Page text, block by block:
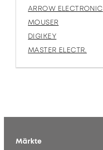
ARROW ELECTRONIC
MOUSER
DIGIKEY
MASTER ELECTR.
Märkte